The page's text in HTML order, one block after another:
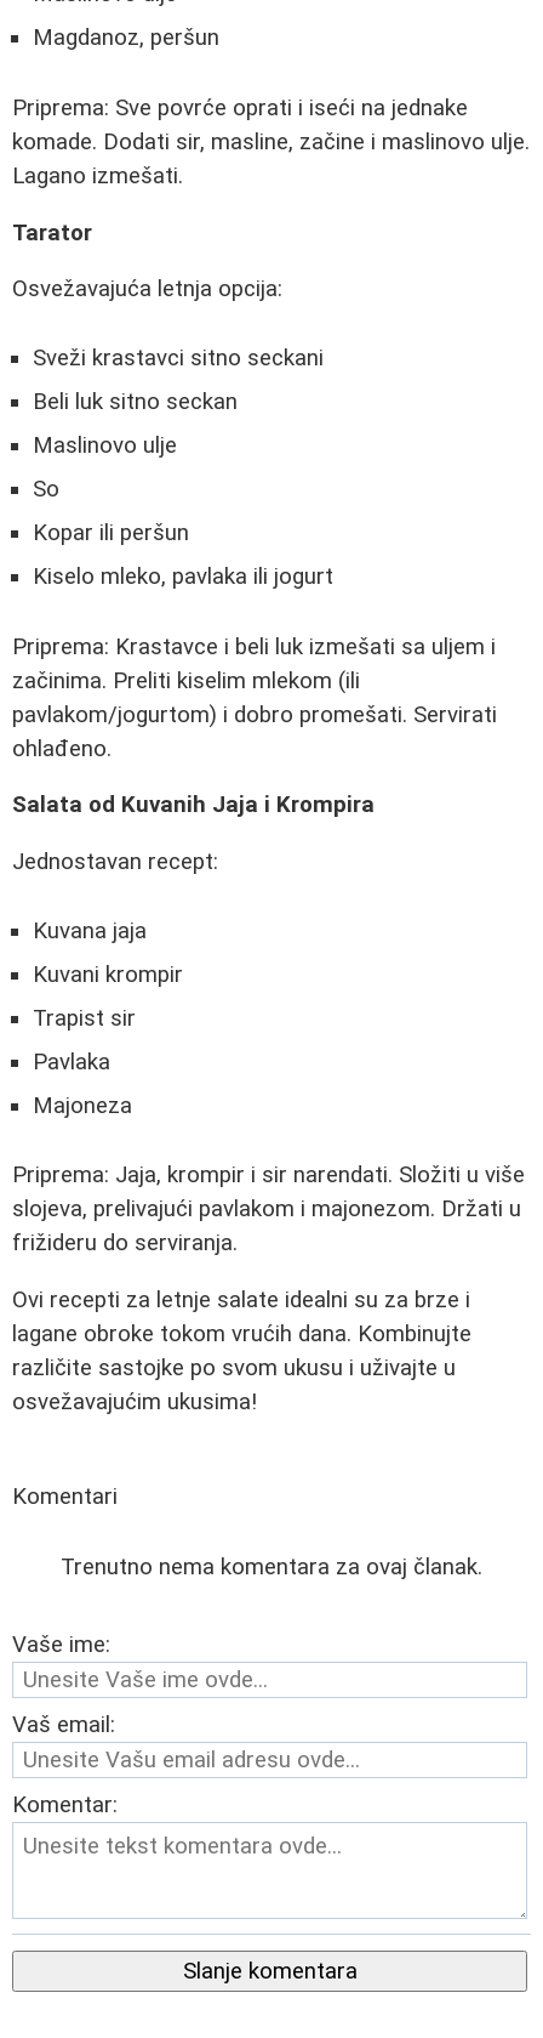
Magdanoz, peršun
Priprema: Sve povrće oprati i iseći na jednake
komade. Dodati sir, masline, začine i maslinovo ulje.
Lagano izmešati.
Tarator
Osvežavajuća letnja opcija:
Sveži krastavci sitno seckani
Beli luk sitno seckan
Maslinovo ulje
So
Kopar ili peršun
Kiselo mleko, pavlaka ili jogurt
Priprema: Krastavce i beli luk izmešati sa uljem i
začinima. Preliti kiselim mlekom (ili
pavlakom/jogurtom) i dobro promešati. Servirati
ohlađeno.
Salata od Kuvanih Jaja i Krompira
Jednostavan recept:
Kuvana jaja
Kuvani krompir
Trapist sir
Pavlaka
Majoneza
Priprema: Jaja, krompir i sir narendati. Složiti u više
slojeva, prelivajući pavlakom i majonezom. Držati u
frižideru do serviranja.
Ovi recepti za letnje salate idealni su za brze i
lagane obroke tokom vrućih dana. Kombinujte
različite sastojke po svom ukusu i uživajte u
osvežavajućim ukusima!
Komentari
Trenutno nema komentara za ovaj članak.
Vaše ime:
Vaš email:
Komentar:
Slanje komentara